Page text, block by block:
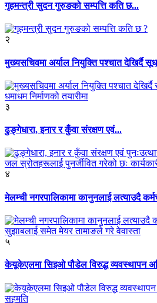
गृहमन्त्री सुदन गुरुङको सम्पत्ति कति छ...
२
मुख्यसचिवमा अर्याल नियुक्ति पश्चात देखिर्दै
३
ढुङ्गेधारा, इनार र कुँवा संरक्षण एवं...
४
मेलम्ची नगरपालिकामा कानुनलाई लत्याउदै
५
केयूकेएलमा सिइओ पौडेल विरुद्ध व्यवस्थापन